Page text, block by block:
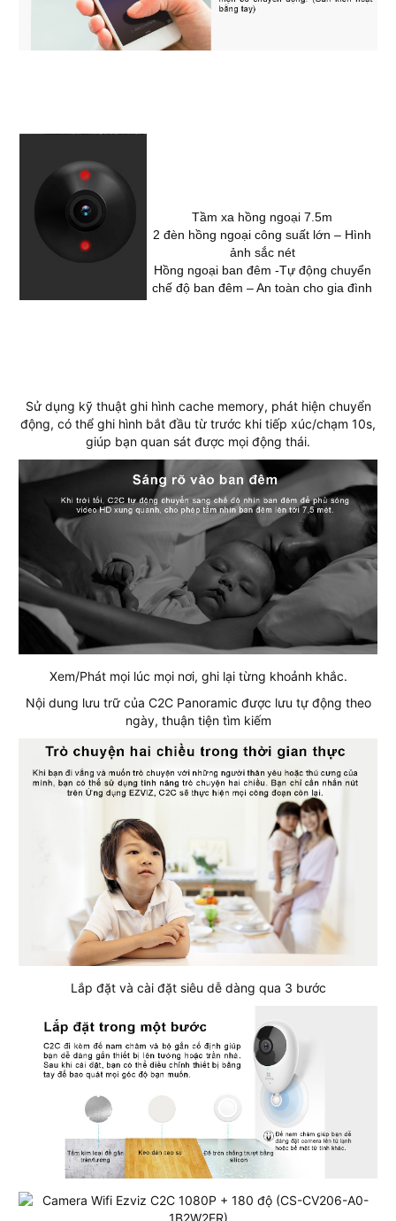
Tầm xa hồng ngoại 7.5m
2 đèn hồng ngoại công suất lớn – Hình
ảnh sắc nét
Hồng ngoại ban đêm -Tự động chuyển
chế độ ban đêm – An toàn cho gia đình
Sử dụng kỹ thuật ghi hình cache memory, phát hiện chuyển
động, có thể ghi hình bắt đầu từ trước khi tiếp xúc/chạm 10s,
giúp bạn quan sát được mọi động thái.
Xem/Phát mọi lúc mọi nơi, ghi lại từng khoảnh khắc.
Nội dung lưu trữ của C2C Panoramic được lưu tự động theo
ngày, thuận tiện tìm kiếm
Lắp đặt và cài đặt siêu dễ dàng qua 3 bước